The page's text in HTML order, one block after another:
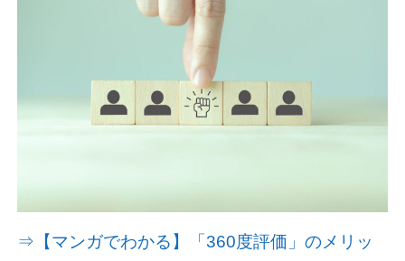
資料請求(無料)
⇒【マンガでわかる】「360度評価」のメリッ